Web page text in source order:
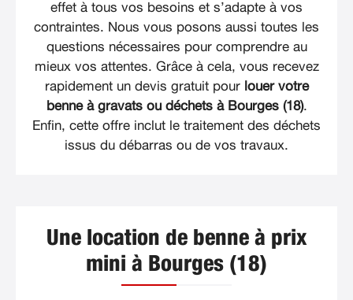
effet à tous vos besoins et s’adapte à vos
contraintes. Nous vous posons aussi toutes les
questions nécessaires pour comprendre au
mieux vos attentes. Grâce à cela, vous recevez
rapidement un devis gratuit pour louer votre
benne à gravats ou déchets à Bourges (18).
Enfin, cette offre inclut le traitement des déchets
issus du débarras ou de vos travaux.
Une location de benne à prix
mini à Bourges (18)